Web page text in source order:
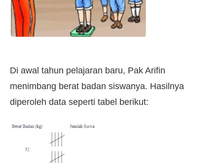
Di awal tahun pelajaran baru, Pak Arifin
menimbang berat badan siswanya. Hasilnya
diperoleh data seperti tabel berikut: